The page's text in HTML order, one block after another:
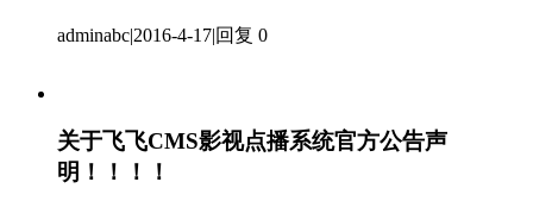
adminabc|2016-4-17|回复 0
关于飞飞CMS影视点播系统官方公告声
明！！！！